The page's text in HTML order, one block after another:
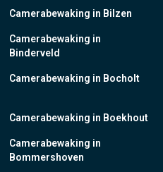
Camerabewaking in Bilzen
Camerabewaking in
Binderveld
Camerabewaking in Bocholt
Camerabewaking in Boekhout
Camerabewaking in
Bommershoven